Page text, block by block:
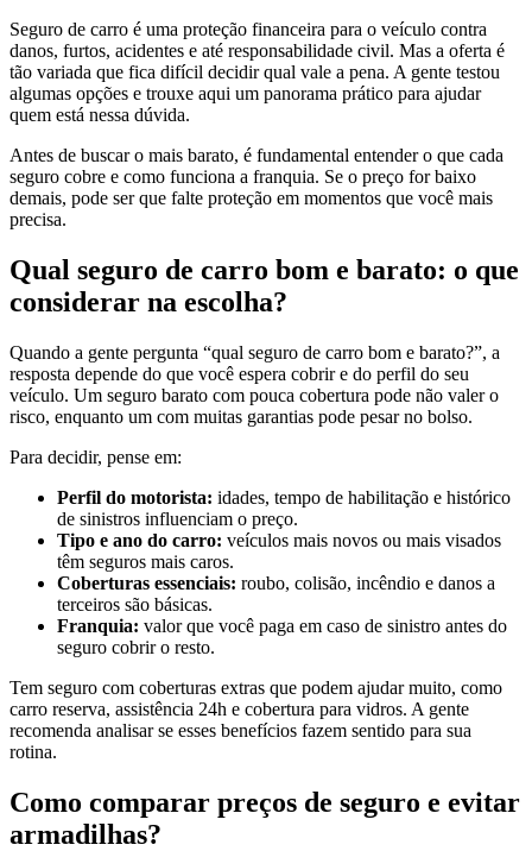
Seguro de carro é uma proteção financeira para o veículo contra
danos, furtos, acidentes e até responsabilidade civil. Mas a oferta é
tão variada que fica difícil decidir qual vale a pena. A gente testou
algumas opções e trouxe aqui um panorama prático para ajudar
quem está nessa dúvida.
Antes de buscar o mais barato, é fundamental entender o que cada
seguro cobre e como funciona a franquia. Se o preço for baixo
demais, pode ser que falte proteção em momentos que você mais
precisa.
Qual seguro de carro bom e barato: o que
considerar na escolha?
Quando a gente pergunta “qual seguro de carro bom e barato?”, a
resposta depende do que você espera cobrir e do perfil do seu
veículo. Um seguro barato com pouca cobertura pode não valer o
risco, enquanto um com muitas garantias pode pesar no bolso.
Para decidir, pense em:
Perfil do motorista: idades, tempo de habilitação e histórico
de sinistros influenciam o preço.
Tipo e ano do carro: veículos mais novos ou mais visados
têm seguros mais caros.
Coberturas essenciais: roubo, colisão, incêndio e danos a
terceiros são básicas.
Franquia: valor que você paga em caso de sinistro antes do
seguro cobrir o resto.
Tem seguro com coberturas extras que podem ajudar muito, como
carro reserva, assistência 24h e cobertura para vidros. A gente
recomenda analisar se esses benefícios fazem sentido para sua
rotina.
Como comparar preços de seguro e evitar
armadilhas?